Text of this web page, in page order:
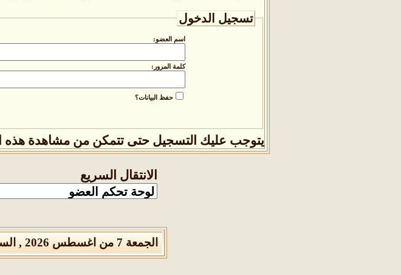
تسجيل الدخول
اسم العضو:
كلمة المرور:
حفظ البيانات؟
يتوجب عليك التسجيل حتى تتمكن من مشاهدة هذه
الانتقال السريع
الجمعة 7 من اغسطس 2026 , الساعة الان 07:50:07 مساءً.